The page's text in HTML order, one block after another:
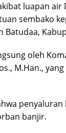
luapan air
sembako
Batudaa,
oleh
M.Han.,
banjir.